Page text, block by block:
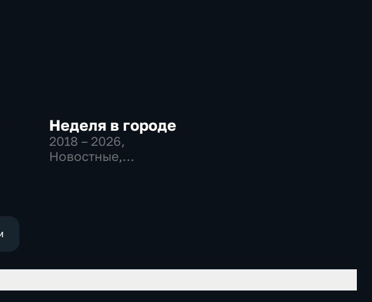
Неделя в городе
2018 – 2026,
Новостные,